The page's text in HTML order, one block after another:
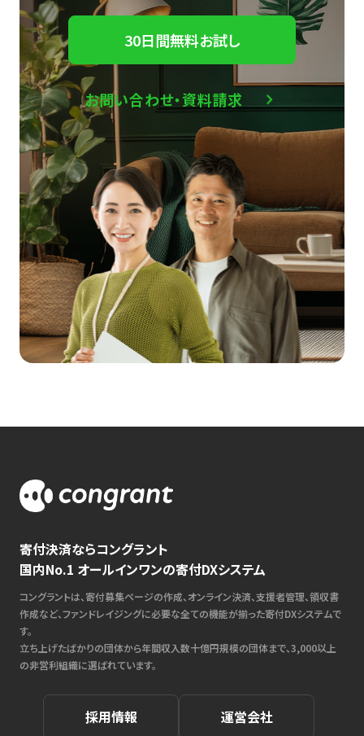
30日間無料お試し
お問い合わせ・資料請求
寄付決済ならコングラント
国内No.1 オールインワンの寄付DXシステム
コングラントは、寄付募集ページの作成、オンライン決済、支援者管理、領収書
作成など、ファンドレイジングに必要な全ての機能が揃った寄付DXシステムで
す。
立ち上げたばかりの団体から年間収入数十億円規模の団体まで、3,000以上
の非営利組織に選ばれています。
採用情報 運営会社